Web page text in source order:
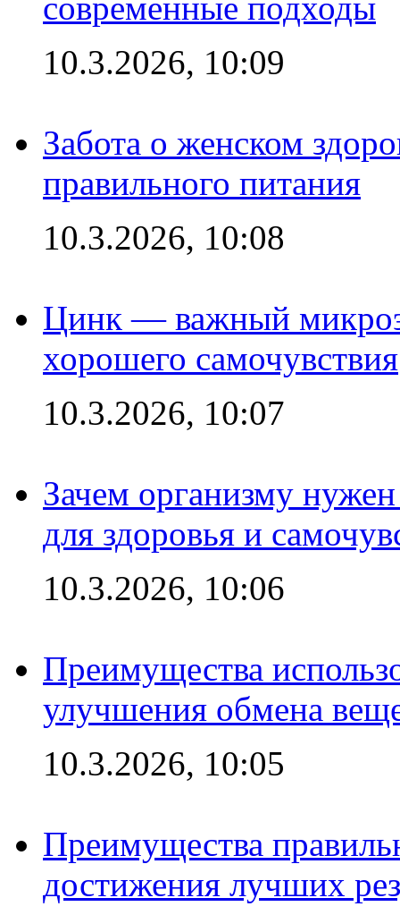
10.3.2026, 10:09
Забота о женском
правильного питания
10.3.2026, 10:08
Цинк — важный
хорошего самочувствия
10.3.2026, 10:07
Зачем организму
для здоровья и
10.3.2026, 10:06
Преимущества
улучшения обмена
10.3.2026, 10:05
Преимущества
достижения лучших